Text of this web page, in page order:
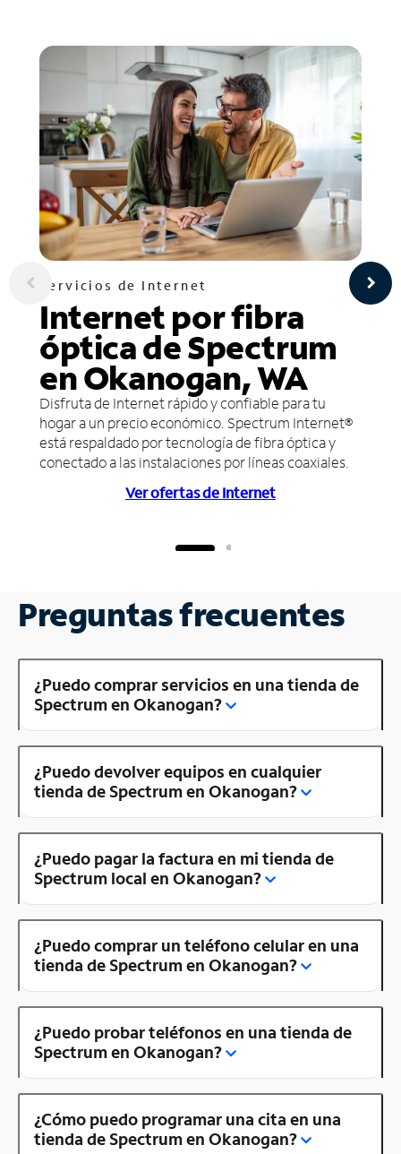
Servicios de Internet
Internet por fibra
óptica de Spectrum
en Okanogan, WA
Disfruta de Internet rápido y confiable para tu
hogar a un precio económico. Spectrum Internet®
está respaldado por tecnología de fibra óptica y
conectado a las instalaciones por líneas coaxiales.
Ver ofertas de Internet
Preguntas frecuentes
¿Puedo comprar servicios en una tienda de
Spectrum en Okanogan?
¿Puedo devolver equipos en cualquier
tienda de Spectrum en Okanogan?
¿Puedo pagar la factura en mi tienda de
Spectrum local en Okanogan?
¿Puedo comprar un teléfono celular en una
tienda de Spectrum en Okanogan?
¿Puedo probar teléfonos en una tienda de
Spectrum en Okanogan?
¿Cómo puedo programar una cita en una
tienda de Spectrum en Okanogan?